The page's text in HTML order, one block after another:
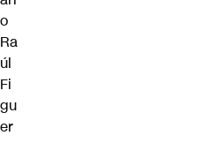
o
Ra
úl
Fi
gu
er